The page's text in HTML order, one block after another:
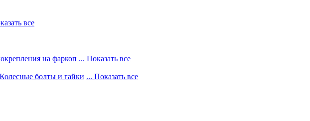
все
на фаркоп ... Показать все
Колесные болты и гайки ... Показать все